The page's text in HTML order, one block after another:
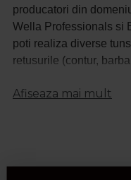
producatori din
Wella Professionals si
poti realiza diverse
retusurile (contur,
Procosmetic iti pune la
profesionistilor, cat si
Afiseaza mai mult